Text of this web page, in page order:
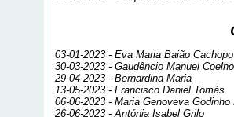
03-01-2023 - Eva Maria Baião Cachopo
30-03-2023 - Gaudêncio Manuel Coelho
29-04-2023 - Bernardina Maria
13-05-2023 - Francisco Daniel Tomás
06-06-2023 - Maria Genoveva Godinho
26-06-2023 - Antónia Isabel Grilo